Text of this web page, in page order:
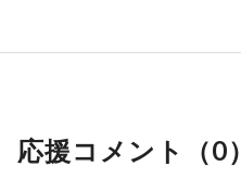
応援コメント（0）